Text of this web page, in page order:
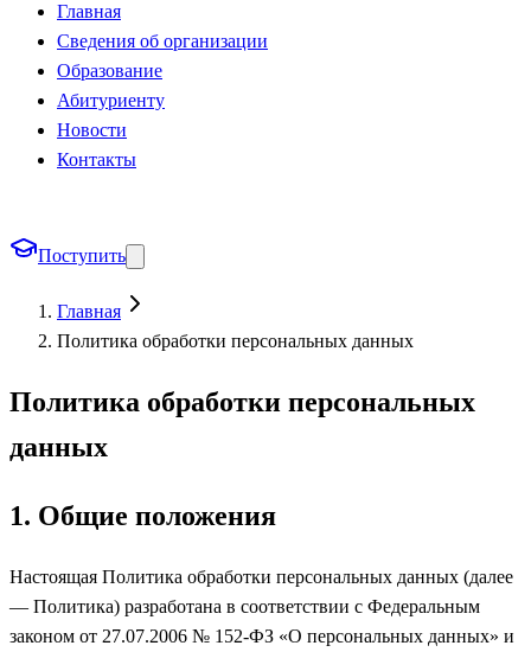
Главная
Сведения об организации
Образование
Абитуриенту
Новости
Контакты
Поступить
Главная
Политика обработки персональных данных
Политика обработки персональных
данных
1. Общие положения
Настоящая Политика обработки персональных данных (далее
— Политика) разработана в соответствии с Федеральным
законом от 27.07.2006 № 152-ФЗ «О персональных данных» и